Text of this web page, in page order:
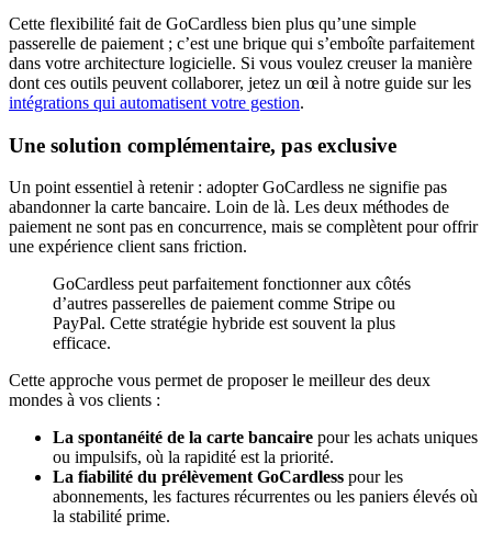
Cette flexibilité fait de GoCardless bien plus qu’une simple
passerelle de paiement ; c’est une brique qui s’emboîte parfaitement
dans votre architecture logicielle. Si vous voulez creuser la manière
dont ces outils peuvent collaborer, jetez un œil à notre guide sur les
intégrations qui automatisent votre gestion.
Une solution complémentaire, pas exclusive
Un point essentiel à retenir : adopter GoCardless ne signifie pas
abandonner la carte bancaire. Loin de là. Les deux méthodes de
paiement ne sont pas en concurrence, mais se complètent pour offrir
une expérience client sans friction.
GoCardless peut parfaitement fonctionner aux côtés
d’autres passerelles de paiement comme Stripe ou
PayPal. Cette stratégie hybride est souvent la plus
efficace.
Cette approche vous permet de proposer le meilleur des deux
mondes à vos clients :
La spontanéité de la carte bancaire pour les achats uniques
ou impulsifs, où la rapidité est la priorité.
La fiabilité du prélèvement GoCardless pour les
abonnements, les factures récurrentes ou les paniers élevés où
la stabilité prime.